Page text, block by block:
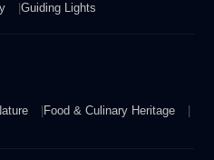
Guiding Lights
Food & Culinary Heritage